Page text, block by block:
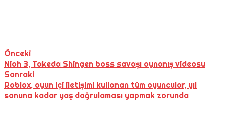
Önceki
Nioh 3, Takeda Shingen boss savaşı oynanış videosu
Sonraki
Roblox, oyun içi iletişimi kullanan tüm oyuncular, yıl
sonuna kadar yaş doğrulaması yapmak zorunda